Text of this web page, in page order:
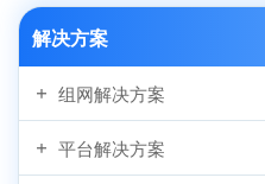
解决方案
组网解决方案
平台解决方案